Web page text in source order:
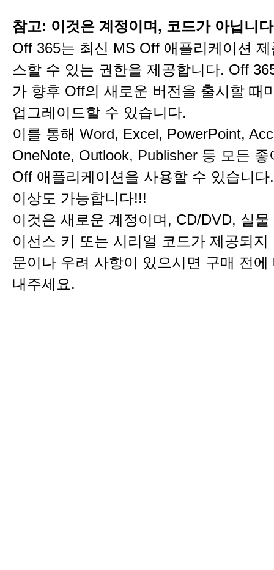
참고: 이것은 계정이며, 코드가 아닙니
Off 365는 최신 MS Off 애플리케이션
스할 수 있는 권한을 제공합니다. Off
가 향후 Off의 새로운 버전을 출시할 때
업그레이드할 수 있습니다.
이를 통해 Word, Excel, PowerPoint,
OneNote, Outlook, Publisher 등 모든
Off 애플리케이션을 사용할 수 있습니
이상도 가능합니다!!!
이것은 새로운 계정이며, CD/DVD, 실
이선스 키 또는 시리얼 코드가 제공되지
문이나 우려 사항이 있으시면 구매 전에
내주세요.​​​​​​​​​​​​​​​​​​​​